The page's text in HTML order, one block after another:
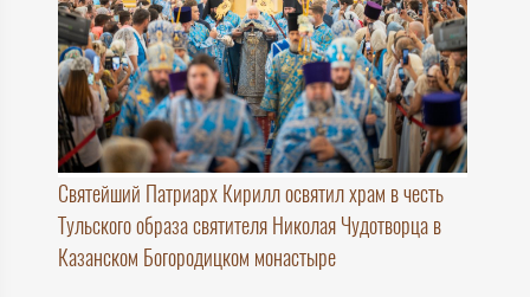
Святейший Патриарх Кирилл освятил храм в честь
Тульского образа святителя Николая Чудотворца в
Казанском Богородицком монастыре